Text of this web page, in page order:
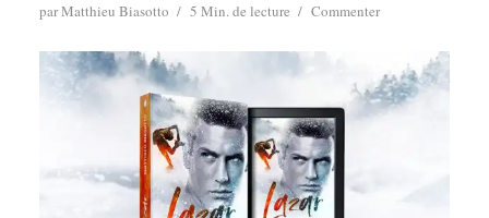
parMatthieu Biasotto 5 Min. de lecture Commenter